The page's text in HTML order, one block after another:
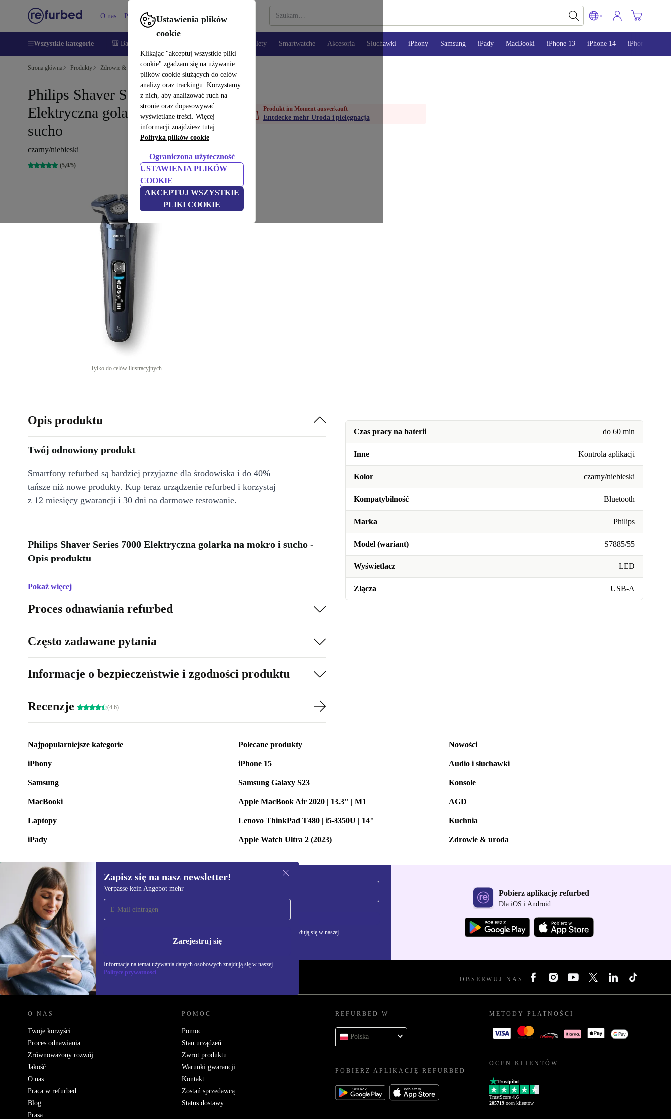
Ustawienia plików
cookie
Klikając "akceptuj wszystkie pliki
cookie" zgadzam się na używanie
plików cookie służących do celów
analizy oraz trackingu. Korzystamy
z nich, aby analizować ruch na
stronie oraz dopasowywać
wyświetlane treści. Więcej
informacji znajdziesz tutaj:
Polityka plików cookie
Ograniczona użyteczność
USTAWIENIA PLIKÓW
COOKIE
AKCEPTUJ WSZYSTKIE
PLIKI COOKIE
O nas Pomoc
Wszystkie kategorie 🎒 Back to school Tablety Smartwatche Akcesoria Słuchawki iPhony Samsung iPady MacBooki iPhone 13 iPhone 14 iPhone 15
Strona główna Produkty Zdrowie & uroda Uroda i pielęgnacja
Philips Shaver Series 7000
Elektryczna golarka na mokro i
sucho
czarny/niebieski
(5,0/5)
Tylko do celów ilustracyjnych
Produkt im Moment ausverkauft
Entdecke mehr Uroda i pielęgnacja
Czas pracy na baterii do 60 min
Inne Kontrola aplikacji
Kolor czarny/niebieski
Kompatybilność Bluetooth
Marka Philips
Model (wariant) S7885/55
Wyświetlacz LED
Złącza USB-A
Opis produktu
Twój odnowiony produkt
Smartfony refurbed są bardziej przyjazne dla środowiska i do 40%
tańsze niż nowe produkty. Kup teraz urządzenie refurbed i korzystaj
z 12 miesięcy gwarancji i 30 dni na darmowe testowanie.
Philips Shaver Series 7000 Elektryczna golarka na mokro i sucho -
Opis produktu
Pokaż więcej
Proces odnawiania refurbed
Często zadawane pytania
Informacje o bezpieczeństwie i zgodności produktu
Recenzje (4.6)
Najpopularniejsze kategorie
iPhony
Samsung
MacBooki
Laptopy
iPady
Polecane produkty
iPhone 15
Samsung Galaxy S23
Apple MacBook Air 2020 | 13.3" | M1
Lenovo ThinkPad T480 | i5-8350U | 14"
Apple Watch Ultra 2 (2023)
Nowości
Audio i słuchawki
Konsole
AGD
Kuchnia
Zdrowie & uroda
Zapisz się na nasz newsletter!
Verpasse kein Angebot mehr
Zarejestruj się
Informacje na temat używania danych osobowych znajdują się w naszej
Polityce prywatności
Zapisz się na nasz
newsletter!
Nie przegap żadnej oferty.
Zarejestruj się
Informacje na temat używania danych osobowych znajdują się w naszej
Polityce prywatności
Pobierz aplikację refurbed
Dla iOS i Android
REFURBED POLSKA - RETHINK NEW. OBSERWUJ NAS
O NAS
Twoje korzyści
Proces odnawiania
Zrównoważony rozwój
Jakość
O nas
Praca w refurbed
Blog
Prasa
POMOC
Pomoc
Stan urządzeń
Zwrot produktu
Warunki gwarancji
Kontakt
Zostań sprzedawcą
Status dostawy
REFURBED W
Polska
POBIERZ APLIKACJĘ REFURBED
METODY PŁATNOŚCI
OCEN KLIENTÓW
Trustpilot
TrustScore 4.6
205719 ocen klientów